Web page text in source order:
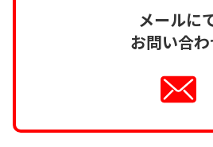
メールに
お問い合